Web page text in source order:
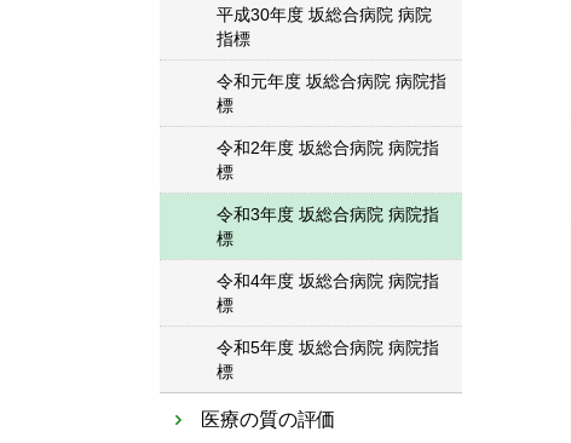
平成30年度 坂総合病院 病院
指標
令和元年度 坂総合病院 病院指
標
令和2年度 坂総合病院 病院指
標
令和3年度 坂総合病院 病院指
標
令和4年度 坂総合病院 病院指
標
令和5年度 坂総合病院 病院指
標
医療の質の評価